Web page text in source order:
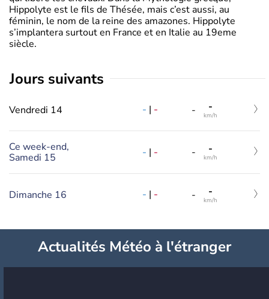
Hippolyte est le fils de Thésée, mais c’est aussi, au
féminin, le nom de la reine des amazones. Hippolyte
s’implantera surtout en France et en Italie au 19eme
siècle.
jours suivants
Vendredi 14 - | - - -
km/h
Ce week-end,
Samedi 15
- | - - -
km/h
Dimanche 16 - | - - -
km/h
Actualités Météo à l'étranger